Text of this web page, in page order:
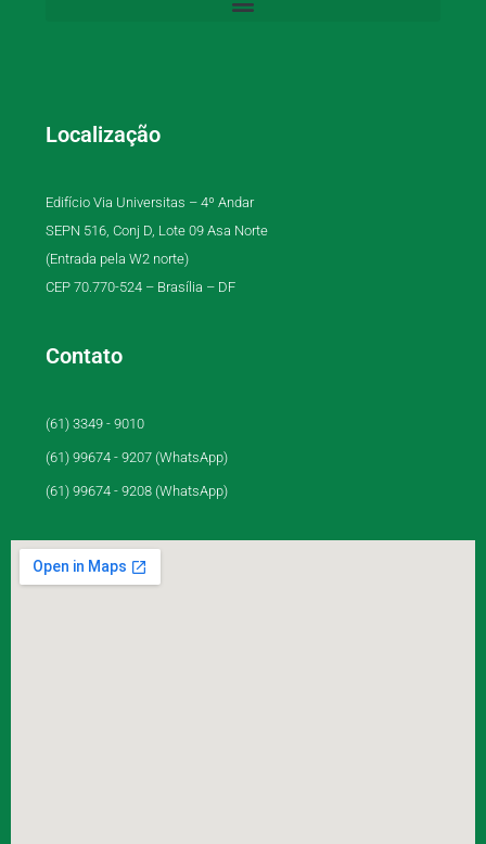
Localização
Edifício Via Universitas – 4º Andar
SEPN 516, Conj D, Lote 09 Asa Norte
(Entrada pela W2 norte)
CEP 70.770-524 – Brasília – DF
Contato
(61) 3349 - 9010
(61) 99674 - 9207 (WhatsApp)
(61) 99674 - 9208 (WhatsApp)